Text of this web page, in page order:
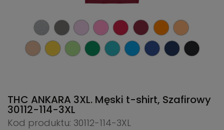
THC ANKARA 3XL. Męski t-shirt, Szafirowy
30112-114-3XL
Kod produktu: 30112-114-3XL